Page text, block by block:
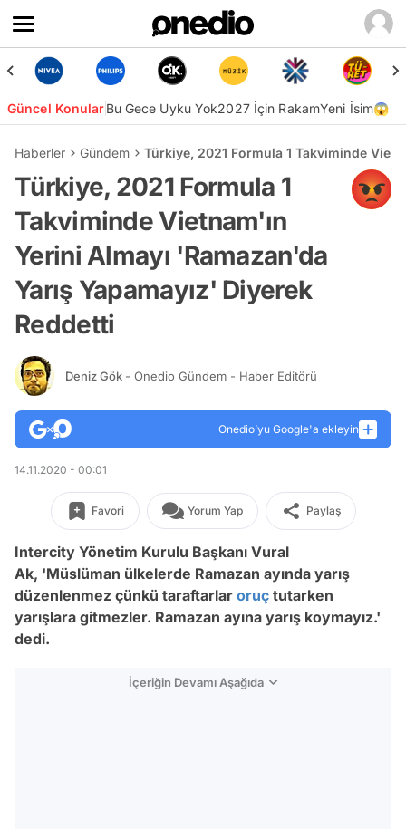
Güncel KonularBu Gece Uyku Yok2027 İçin RakamYeni İsim😱
Haberler Gündem Türkiye, 2021 Formula 1 Takviminde
Türkiye, 2021 Formula 1
Takviminde Vietnam'ın
Yerini Almayı 'Ramazan'da
Yarış Yapamayız' Diyerek
Reddetti
Deniz Gök - Onedio Gündem - Haber Editörü
Onedio’yu Google'a ekleyin
14.11.2020 - 00:01
Favori Yorum Yap Paylaş
Intercity Yönetim Kurulu Başkanı Vural
Ak, 'Müslüman ülkelerde Ramazan ayında yarış
düzenlenmez çünkü taraftarlar oruç tutarken
yarışlara gitmezler. Ramazan ayına yarış koymayız.'
dedi.
İçeriğin Devamı Aşağıda